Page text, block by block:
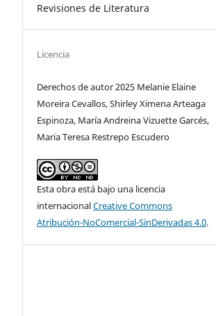
Revisiones de Literatura
Licencia
Derechos de autor 2025 Melanie Elaine
Moreira Cevallos, Shirley Ximena Arteaga
Espinoza, María Andreina Vizuette Garcés,
Maria Teresa Restrepo Escudero
Esta obra está bajo una licencia
internacionalCreative Commons
Atribución-NoComercial-SinDerivadas 4.0.